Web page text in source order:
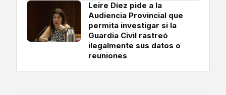
Leire Díez pide a la
Audiencia Provincial que
permita investigar si la
Guardia Civil rastreó
ilegalmente sus datos o
reuniones